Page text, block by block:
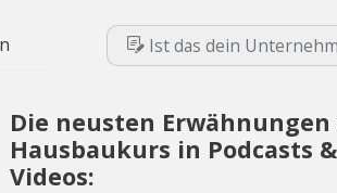
Ist das dein
Die neusten Erwähnungen
Hausbaukurs in Podcasts &
Videos: